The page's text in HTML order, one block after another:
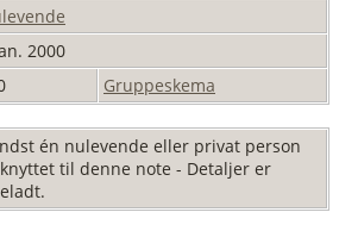
2000
Gruppeskema
én nulevende eller privat person
til denne note - Detaljer er